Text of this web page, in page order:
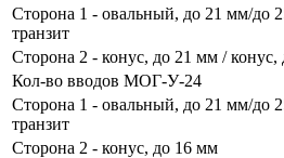
Сторона 1 - овальный, до 21 мм/до
транзит
Сторона 2 - конус, до 21 мм /
Кол-во вводов МОГ-У-24
Сторона 1 - овальный, до 21 мм/до
транзит
Сторона 2 - конус, до 16 мм